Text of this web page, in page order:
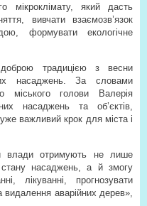
мікроклімату, який дасть
вивчати взаємозв’язок
формувати екологічне
традицією з весни
насаджень. За словами
міського голови Валерія
насаджень та об’єктів,
важливий крок для міста і
влади отримують не лише
стану насаджень, а й змогу
лікуванні, прогнозувати
видалення аварійних дерев»,